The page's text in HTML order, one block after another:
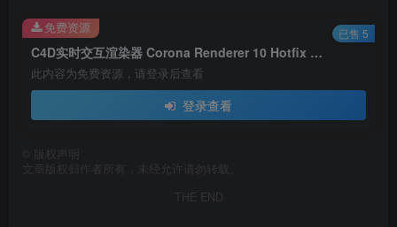
修复了一些已删除的节点仍会出现在编辑器中的问
题（通常为黑色预览且无法编辑）
控制台窗口中的日志消息现在分组在 Corona 类别
C4D实时交互渲染器 Corona Renderer 10 Hotfix 1 For Cinema 4D R17 ~ 2023+离线材质预设库 Win破解版
此内容为免费资源，请登录后查看
登录查看
免费资源 已售 5
版权声明
文章版权归作者所有，未经允许请勿转载。
THE END